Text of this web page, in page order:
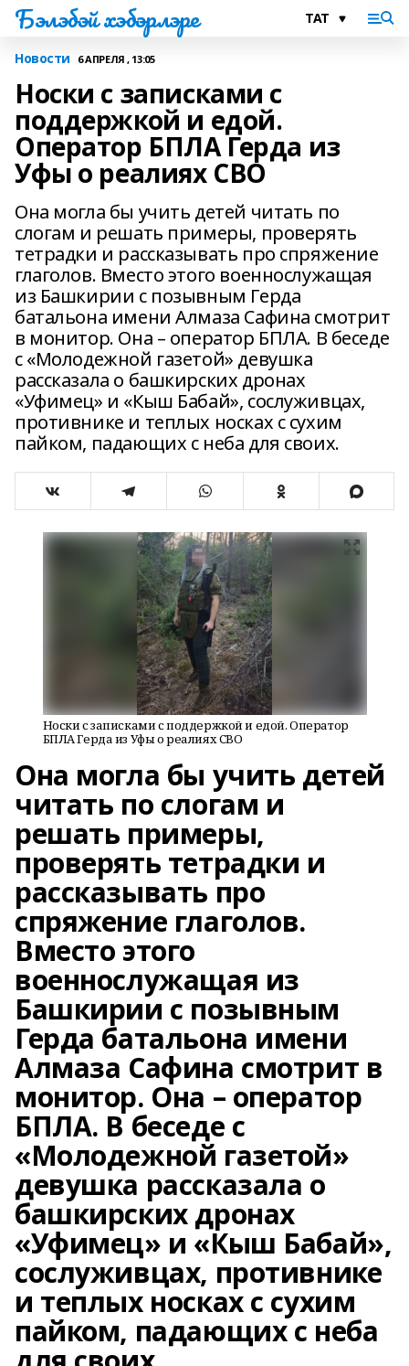
Бэлэбэй хэбэрлэре
Новости 6 АПРЕЛЯ , 13:05
Носки с записками с
поддержкой и едой.
Оператор БПЛА Герда из
Уфы о реалиях СВО
Она могла бы учить детей читать по
слогам и решать примеры, проверять
тетрадки и рассказывать про спряжение
глаголов. Вместо этого военнослужащая
из Башкирии с позывным Герда
батальона имени Алмаза Сафина смотрит
в монитор. Она – оператор БПЛА. В беседе
с «Молодежной газетой» девушка
рассказала о башкирских дронах
«Уфимец» и «Кыш Бабай», сослуживцах,
противнике и теплых носках с сухим
пайком, падающих с неба для своих.
Носки с записками с поддержкой и едой. Оператор
БПЛА Герда из Уфы о реалиях СВО
Она могла бы учить детей
читать по слогам и
решать примеры,
проверять тетрадки и
рассказывать про
спряжение глаголов.
Вместо этого
военнослужащая из
Башкирии с позывным
Герда батальона имени
Алмаза Сафина смотрит в
монитор. Она – оператор
БПЛА. В беседе с
«Молодежной газетой»
девушка рассказала о
башкирских дронах
«Уфимец» и «Кыш Бабай»,
сослуживцах, противнике
и теплых носках с сухим
пайком, падающих с неба